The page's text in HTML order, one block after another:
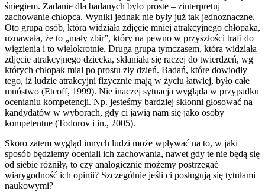
śniegiem. Zadanie dla badanych było proste – zinterpretuj
zachowanie chłopca. Wyniki jednak nie były już tak jednoznaczne.
Oto grupa osób, która widziała zdjęcie mniej atrakcyjnego chłopaka,
uznawała, że to „mały zbir”, który na pewno w przyszłości trafi do
więzienia i to wielokrotnie. Druga grupa tymczasem, która widziała
zdjęcie atrakcyjnego dziecka, skłaniała się raczej do twierdzeń, wg
których chłopak miał po prostu zły dzień. Badań, które dowiodły
tego, iż ludzie atrakcyjni fizycznie mają w życiu łatwiej, było całe
mnóstwo (Etcoff, 1999). Nie inaczej sytuacja wygląda w przypadku
ocenianiu kompetencji. Np. jesteśmy bardziej skłonni głosować na
kandydatów w wyborach, gdy ci jawią nam się jako osoby
kompetentne (Todorov i in., 2005).
Skoro zatem wygląd innych ludzi może wpływać na to, w jaki
sposób będziemy oceniali ich zachowania, nawet gdy te nie będą się
od siebie różniły, to czy analogicznie możemy postrzegać
wiarygodność ich opinii? Szczególnie jeśli ci posługują się tytułami
naukowymi?